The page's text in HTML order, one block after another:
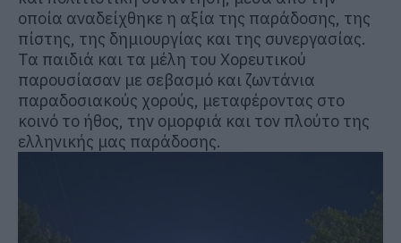
οποία αναδείχθηκε η αξία της παράδοσης, της
πίστης, της δημιουργίας και της συνεργασίας.
Τα παιδιά και τα μέλη του Χορευτικού
παρουσίασαν με σεβασμό και ζωντάνια
παραδοσιακούς χορούς, μεταφέροντας στο
κοινό το ήθος, την ομορφιά και τον πλούτο της
ελληνικής μας παράδοσης.